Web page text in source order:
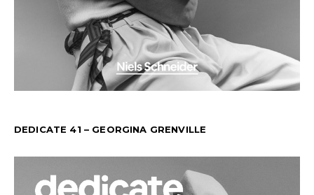
DEDICATE 41 – GEORGINA GRENVILLE